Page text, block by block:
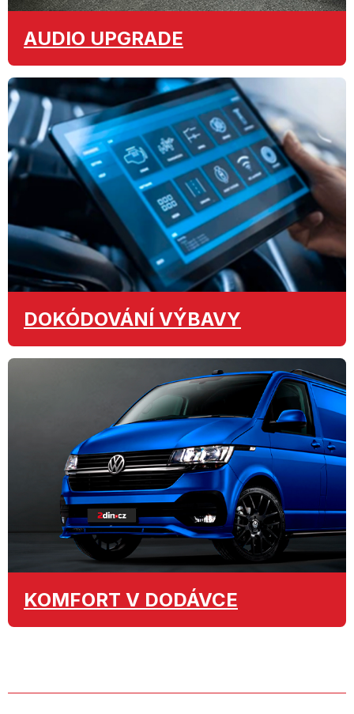
AUDIO UPGRADE
DOKÓDOVÁNÍ VÝBAVY
KOMFORT V DODÁVCE